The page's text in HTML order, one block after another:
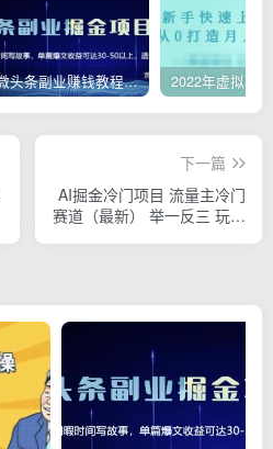
微头条副业赚钱教程，项目单号单天做到50-100+收益
下一篇
AI掘金冷门项目 流量主冷门
赛道（最新） 举一反三 玩法